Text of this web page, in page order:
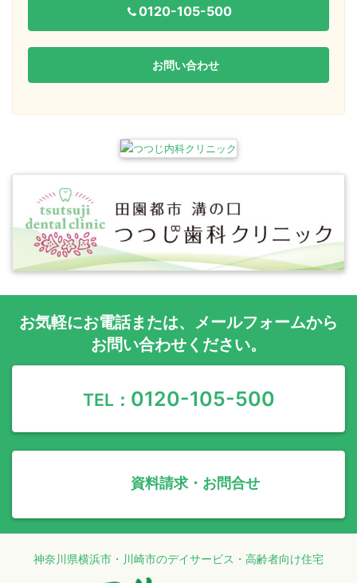
0120-105-500
お問い合わせ
お気軽にお電話または、 メールフォームから
お問い合わせください。
TEL： 0120-105-500
資料請求・お問合せ
神奈川県横浜市・川崎市のデイサービス・高齢者向け住宅